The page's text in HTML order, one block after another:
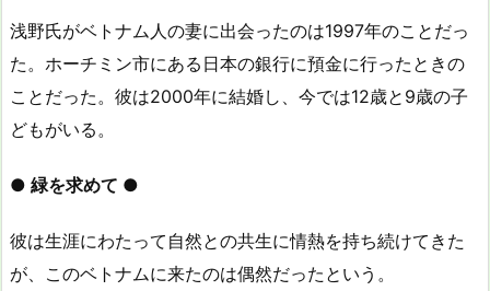
浅野氏がベトナム人の妻に出会ったのは1997年のことだっ
た。ホーチミン市にある日本の銀行に預金に行ったときの
ことだった。彼は2000年に結婚し、今では12歳と9歳の子
どもがいる。
● 緑を求めて ●
彼は生涯にわたって自然との共生に情熱を持ち続けてきた
が、このベトナムに来たのは偶然だったという。